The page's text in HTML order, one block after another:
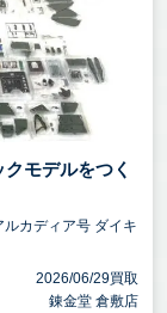
モデルをつく
カディア号 ダイキ
2026/06/29買取
錬金堂 倉敷店